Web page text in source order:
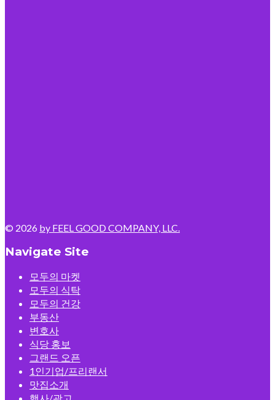
© 2026 by FEEL GOOD COMPANY, LLC.
Navigate Site
모두의 마켓
모두의 식탁
모두의 건강
부동산
변호사
식당 홍보
그랜드 오픈
1인기업/프리랜서
맛집소개